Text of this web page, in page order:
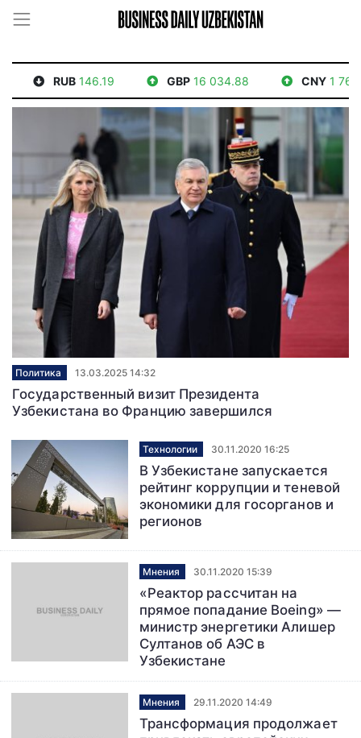
RUB 146.19 GBP 16 034.88 CNY 1 765.52
Политика 13.03.2025 14:32
Государственный визит Президента
Узбекистана во Францию завершился
Технологии 30.11.2020 16:25
В Узбекистане запускается
рейтинг коррупции и теневой
экономики для госорганов и
регионов
Мнения 30.11.2020 15:39
«Реактор рассчитан на
прямое попадание Boeing» —
министр энергетики Алишер
Султанов об АЭС в
Узбекистане
Мнения 29.11.2020 14:49
Трансформация продолжает